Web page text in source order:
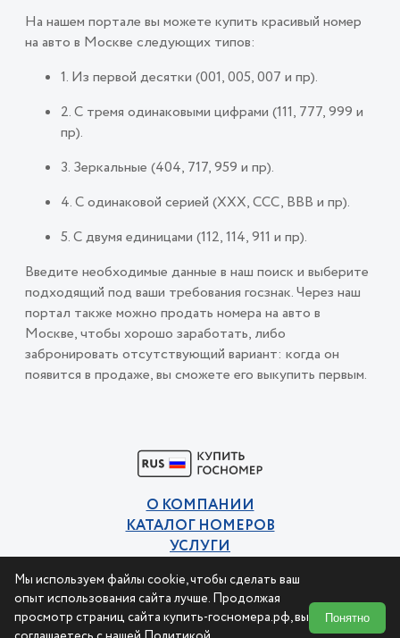
На нашем портале вы можете купить красивый номер
на авто в Москве следующих типов:
1. Из первой десятки (001, 005, 007 и пр).
2. С тремя одинаковыми цифрами (111, 777, 999 и
пр).
3. Зеркальные (404, 717, 959 и пр).
4. С одинаковой серией (ХХХ, ССС, ВВВ и пр).
5. С двумя единицами (112, 114, 911 и пр).
Введите необходимые данные в наш поиск и выберите
подходящий под ваши требования госзнак. Через наш
портал также можно продать номера на авто в
Москве, чтобы хорошо заработать, либо
забронировать отсутствующий вариант: когда он
появится в продаже, вы сможете его выкупить первым.
Мы используем файлы cookie, чтобы сделать ваш
опыт использования сайта лучше. Продолжая
просмотр страниц сайта купить-госномера.рф, вы
Понятно
О КОМПАНИИ
КАТАЛОГ НОМЕРОВ
УСЛУГИ
Политика конфиденциальности
Пользовательское соглашение